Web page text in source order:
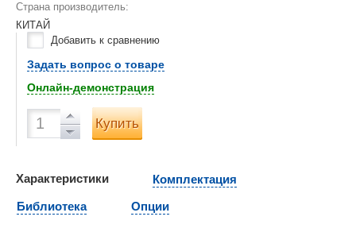
Страна производитель:
КИТАЙ
Добавить к сравнению
Задать вопрос о товаре
Онлайн-демонстрация
Купить
Характеристики
Комплектация
Библиотека
Опции